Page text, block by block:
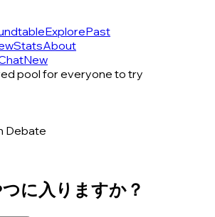
ExplorePast
StatsAbout
New
pool for everyone to try
Debate
に入りますか？